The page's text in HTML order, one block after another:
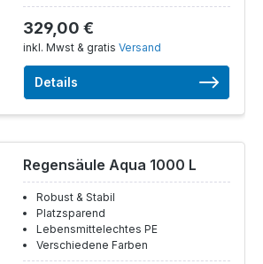
329,00 €
inkl. Mwst & gratis Versand
Details
Regensäule Aqua 1000 L
Robust & Stabil
Platzsparend
Lebensmittelechtes PE
Verschiedene Farben